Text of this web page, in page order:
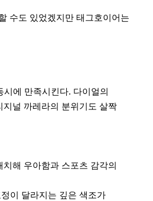
수도 있었겠지만 태그호이어는
에 만족시킨다. 다이얼의
널 까레라의 분위기도 살짝
해 우아함과 스포츠 감각의
이 달라지는 깊은 색조가